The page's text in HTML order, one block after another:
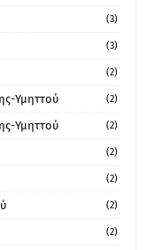
(3)
(3)
(2)
Υμηττού (2)
Υμηττού (2)
(2)
(2)
(2)
(2)